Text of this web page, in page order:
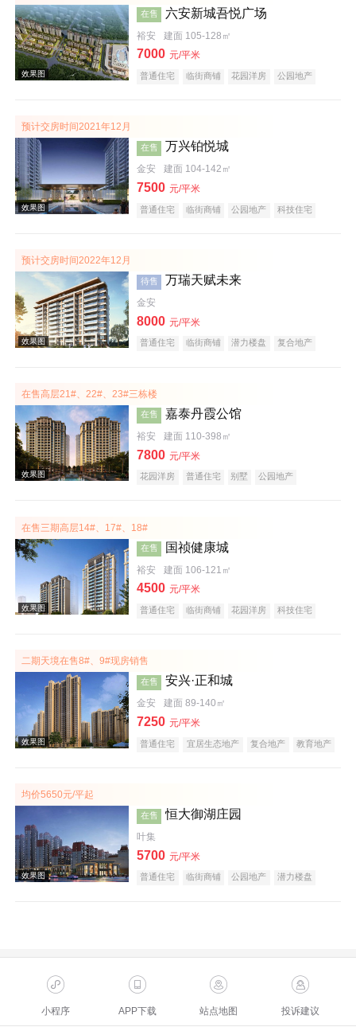
效果图
效果图
效果图
效果图
在售 六安新城吾悦广场
裕安 建面 105-128㎡
7000 元/平米
普通住宅 临街商铺 花园洋房
公园地产
预计交房时间2021年12月
在售 万兴铂悦城
金安 建面 104-142㎡
7500 元/平米
普通住宅 临街商铺 公园地产
科技住宅
预计交房时间2022年12月
待售 万瑞天赋未来
金安
8000 元/平米
普通住宅 临街商铺 潜力楼盘
复合地产
在售高层21#、22#、23#三栋楼
在售 嘉泰丹霞公馆
裕安 建面 110-398㎡
7800 元/平米
花园洋房 普通住宅 别墅
公园地产
在售三期高层14#、17#、18#
在售 国祯健康城
裕安 建面 106-121㎡
4500 元/平米
普通住宅 临街商铺 花园洋房
科技住宅
二期天境在售8#、9#现房销售
在售 安兴·正和城
金安 建面 89-140㎡
7250 元/平米
普通住宅 宜居生态地产 复合地产
教育地产
均价5650元/平起
在售 恒大御湖庄园
叶集
5700 元/平米
普通住宅 临街商铺 公园地产
潜力楼盘
小程序 APP下载 站点地图 投诉建议